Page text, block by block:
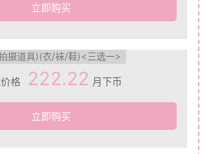
立即购买
摄道具)(衣/袜/鞋)<三选一>
格 222.22 月下币
立即购买